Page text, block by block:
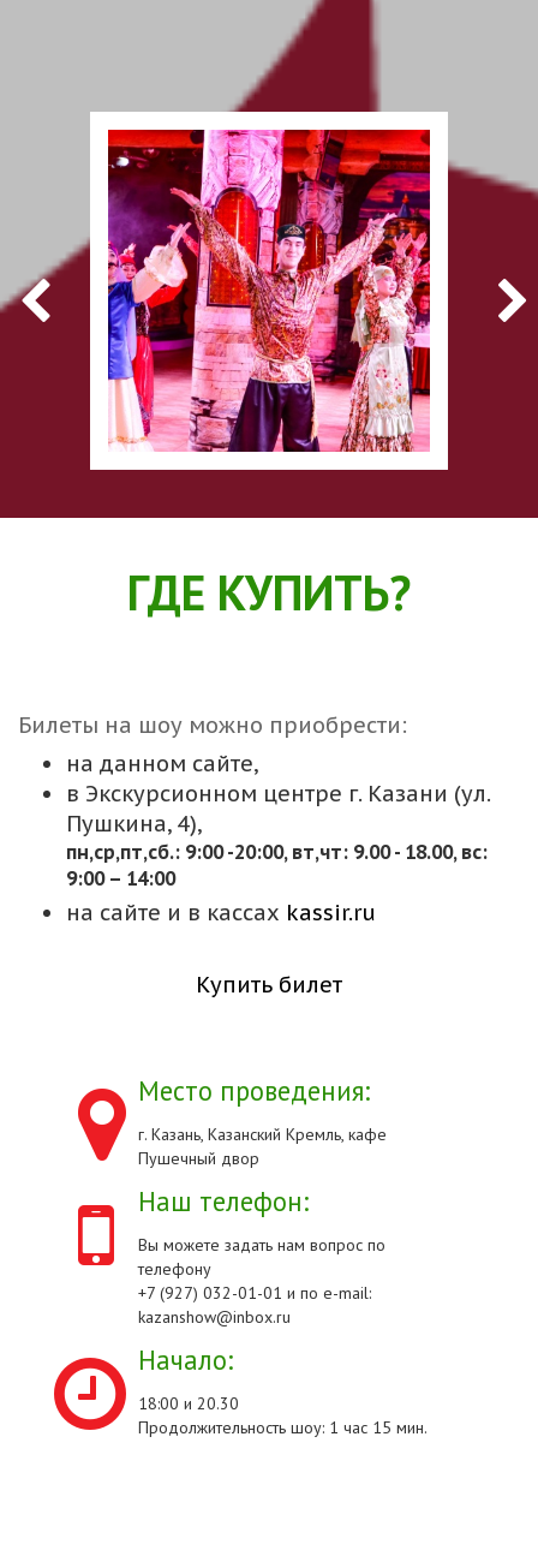
ГДЕ КУПИТЬ?
Билеты на шоу можно приобрести:
на данном сайте,
в Экскурсионном центре г. Казани (ул.
Пушкина, 4),
пн,cр,пт,сб.: 9:00 -20:00, вт,чт: 9.00 - 18.00, вс:
9:00 – 14:00
на сайте и в кассах kassir.ru
Купить билет
Место проведения:
г. Казань, Казанский Кремль, кафе
Пушечный двор
Наш телефон:
Вы можете задать нам вопрос по
телефону
+7 (927) 032-01-01 и по e-mail:
kazanshow@inbox.ru
Начало:
18:00 и 20.30
Продолжительность шоу: 1 час 15 мин.